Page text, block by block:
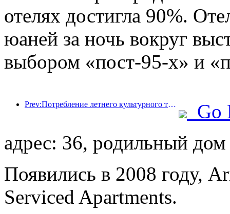
отелях достигла 90%.
юаней за ночь вокруг
выбором «пост-95-х» и
Prev:Потребление летнего культурного туризма выросло более чем на 20% по сравнению с предыдущим месяцем, при этом Пекин, Шанхай, Чэнду, Сиань и Гуанчжоу лидируют по популярным направлениям.
Go
адрес: 36, родильный дом
Появились в 2008 году,
Serviced Apartments.